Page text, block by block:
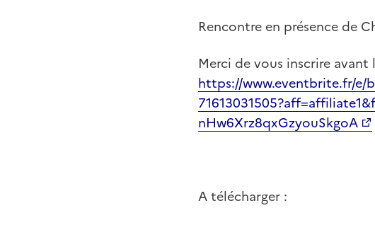
Rencontre en présence de
Merci de vous inscrire
https://www.eventbrite.fr/e/
nHw6Xrz8qxGzyouSkgoA
A télécharger :